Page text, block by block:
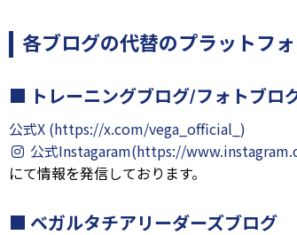
各ブログの代替のプラットフ
トレーニングブログ/フォトブロ
公式X (https://x.com/vega_official_)
公式Instagaram(https://
にて情報を発信しております。
ベガルタチアリーダーズブログ